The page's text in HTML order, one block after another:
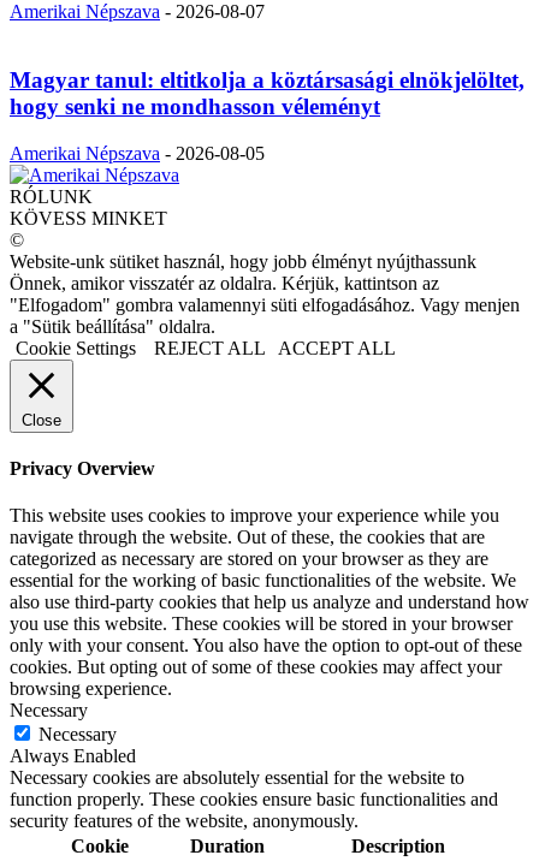
Amerikai Népszava - 2026-08-07
Magyar tanul: eltitkolja a köztársasági elnökjelöltet,
hogy senki ne mondhasson véleményt
Amerikai Népszava - 2026-08-05
RÓLUNK
KÖVESS MINKET
©
Website-unk sütiket használ, hogy jobb élményt nyújthassunk
Önnek, amikor visszatér az oldalra. Kérjük, kattintson az
"Elfogadom" gombra valamennyi süti elfogadásához. Vagy menjen
a "Sütik beállítása" oldalra.
Cookie Settings
REJECT ALL ACCEPT ALL
Close
Privacy Overview
This website uses cookies to improve your experience while you
navigate through the website. Out of these, the cookies that are
categorized as necessary are stored on your browser as they are
essential for the working of basic functionalities of the website. We
also use third-party cookies that help us analyze and understand how
you use this website. These cookies will be stored in your browser
only with your consent. You also have the option to opt-out of these
cookies. But opting out of some of these cookies may affect your
browsing experience.
Necessary
Necessary
Always Enabled
Necessary cookies are absolutely essential for the website to
function properly. These cookies ensure basic functionalities and
security features of the website, anonymously.
Cookie
Duration Description